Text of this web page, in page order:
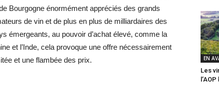
Bourgogne énormément appréciés des grands
de vin et de plus en plus de milliardaires des
émergeants, au pouvoir d’achat élevé, comme la
et l’Inde, cela provoque une offre nécessairement
et une flambée des prix.
EN
Les